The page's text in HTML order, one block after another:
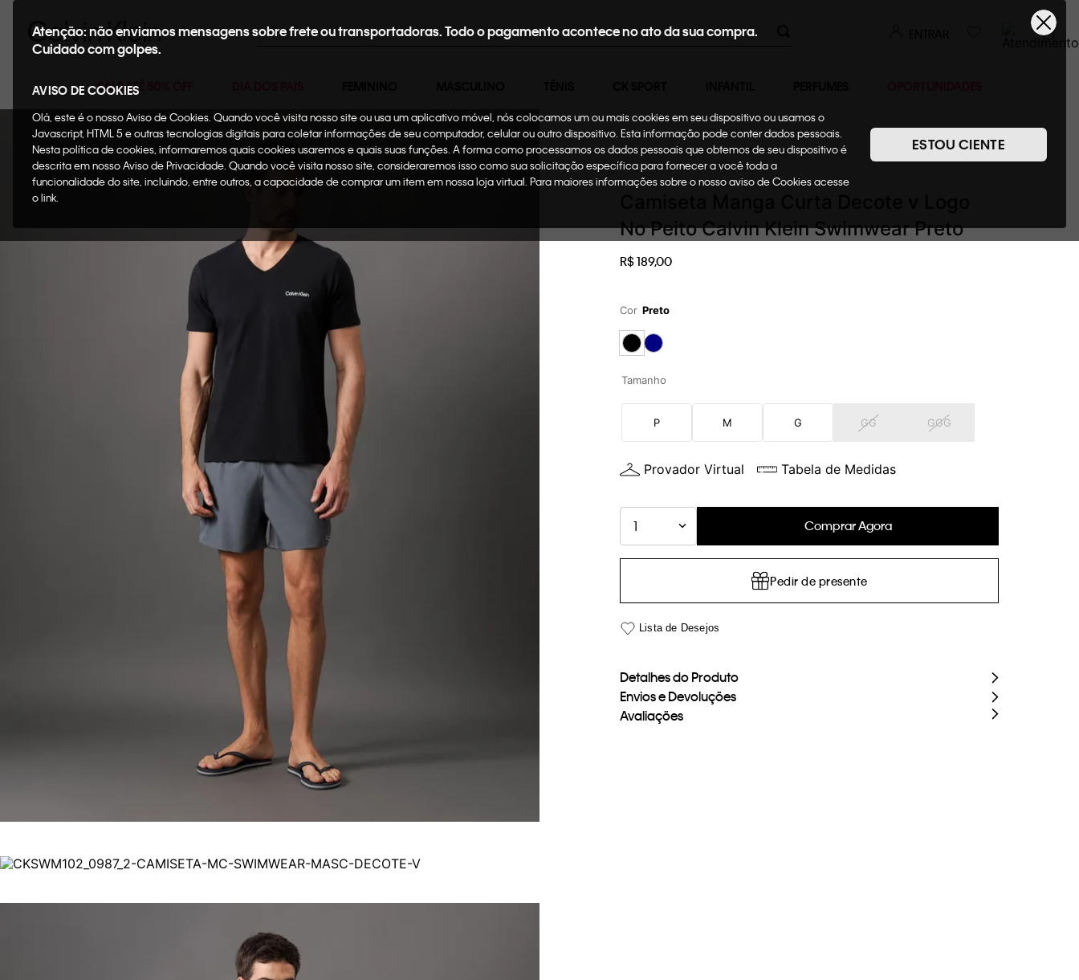
Buscar
SALE ATÉ 50% OFF
Atenção: não enviamos mensagens sobre frete ou transportadoras. Todo o pagamento acontece no ato da sua compra.
Cuidado com golpes.
AVISO DE COOKIES
Olá, este é o nosso Aviso de Cookies. Quando você visita nosso site ou usa um aplicativo móvel, nós colocamos um ou mais cookies em seu dispositivo ou usamos o
Javascript, HTML 5 e outras tecnologias digitais para coletar informações de seu computador, celular ou outro dispositivo. Esta informação pode conter dados pessoais.
Nesta política de cookies, informaremos quais cookies usaremos e quais suas funções. A forma como processamos os dados pessoais que obtemos de seu dispositivo é
descrita em nosso Aviso de Privacidade. Quando você visita nosso site, consideraremos isso como sua solicitação específica para fornecer a você toda a
funcionalidade do site, incluindo, entre outros, a capacidade de comprar um item em nossa loja virtual. Para maiores informações sobre o nosso aviso de Cookies acesse
o link.
ESTOU CIENTE
Masculino Roupas Camisetas + Regatas
No Peito Calvin Klein Swimwear Preto
R$189,00
Cor Preto
Tamanho
P M G GG GGG
Provador Virtual Tabela de Medidas
1 Comprar Agora
Pedir de presente
Detalhes do Produto
Envios e Devoluções
Avaliações